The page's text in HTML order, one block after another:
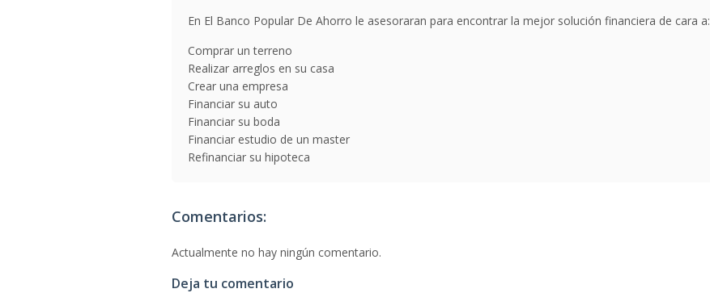
En El Banco Popular De Ahorro le asesoraran para encontrar la mejor solución financiera de cara a:
Comprar un terreno
Realizar arreglos en su casa
Crear una empresa
Financiar su auto
Financiar su boda
Financiar estudio de un master
Refinanciar su hipoteca
Comentarios:
Actualmente no hay ningún comentario.
Deja tu comentario